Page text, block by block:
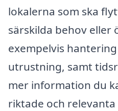
lokalerna som ska
särskilda behov eller
exempelvis
utrustning, samt
mer information du
riktade och